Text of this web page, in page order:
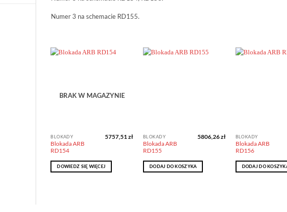
Numer 3 na schemacie RD155.
BRAK W MAGAZYNIE
BLOKADY
Blokada ARB
RD154
5757,51zł
DOWIEDZ SIĘ WIĘCEJ
BLOKADY
Blokada ARB
RD155
5806,26zł
DODAJ DO KOSZYKA
BLOKADY
Blokada ARB
RD156
DODAJ DO